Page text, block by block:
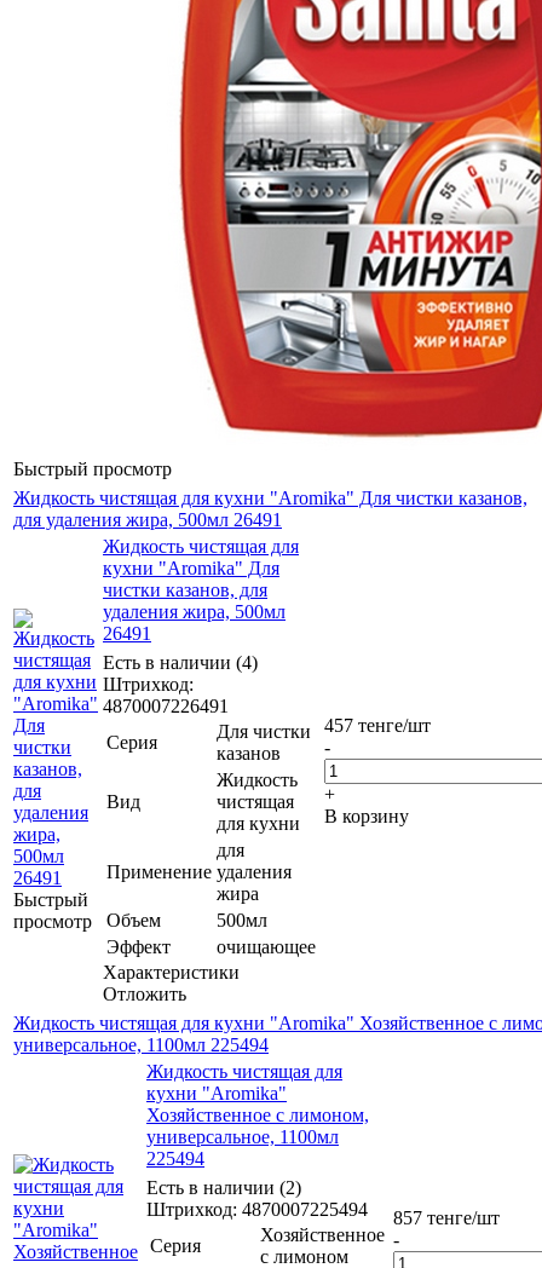
Быстрый просмотр
Жидкость чистящая для кухни "Aromika" Для чистки казанов,
для удаления жира, 500мл 26491
Быстрый
просмотр
Жидкость чистящая для
кухни "Aromika" Для
чистки казанов, для
удаления жира, 500мл
26491
Есть в наличии (4)
Штрихкод:
4870007226491
Серия
Для чистки
казанов
Вид
Жидкость
чистящая
для кухни
Применение
для
удаления
жира
Объем
500мл
Эффект
очищающее
Характеристики
Отложить
457 тенге/шт
-
+
В корзину
Жидкость чистящая для кухни "Aromika" Хозяйственное с
универсальное, 1100мл 225494
Жидкость чистящая для
кухни "Aromika"
Хозяйственное с лимоном,
универсальное, 1100мл
225494
Есть в наличии (2)
Штрихкод: 4870007225494
Серия
Хозяйственное
с лимоном
857 тенге/шт
-